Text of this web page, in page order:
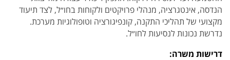
הנדסה, אינטגרציה, מנהלי פרויקטים ולקוחות בחו״ל, לצד תיעוד
מקצועי של תהליכי התקנה, קונפיגורציה וטופולוגיות מערכת.
נדרשת נכונות לנסיעות לחו״ל.
דרישות משרה: